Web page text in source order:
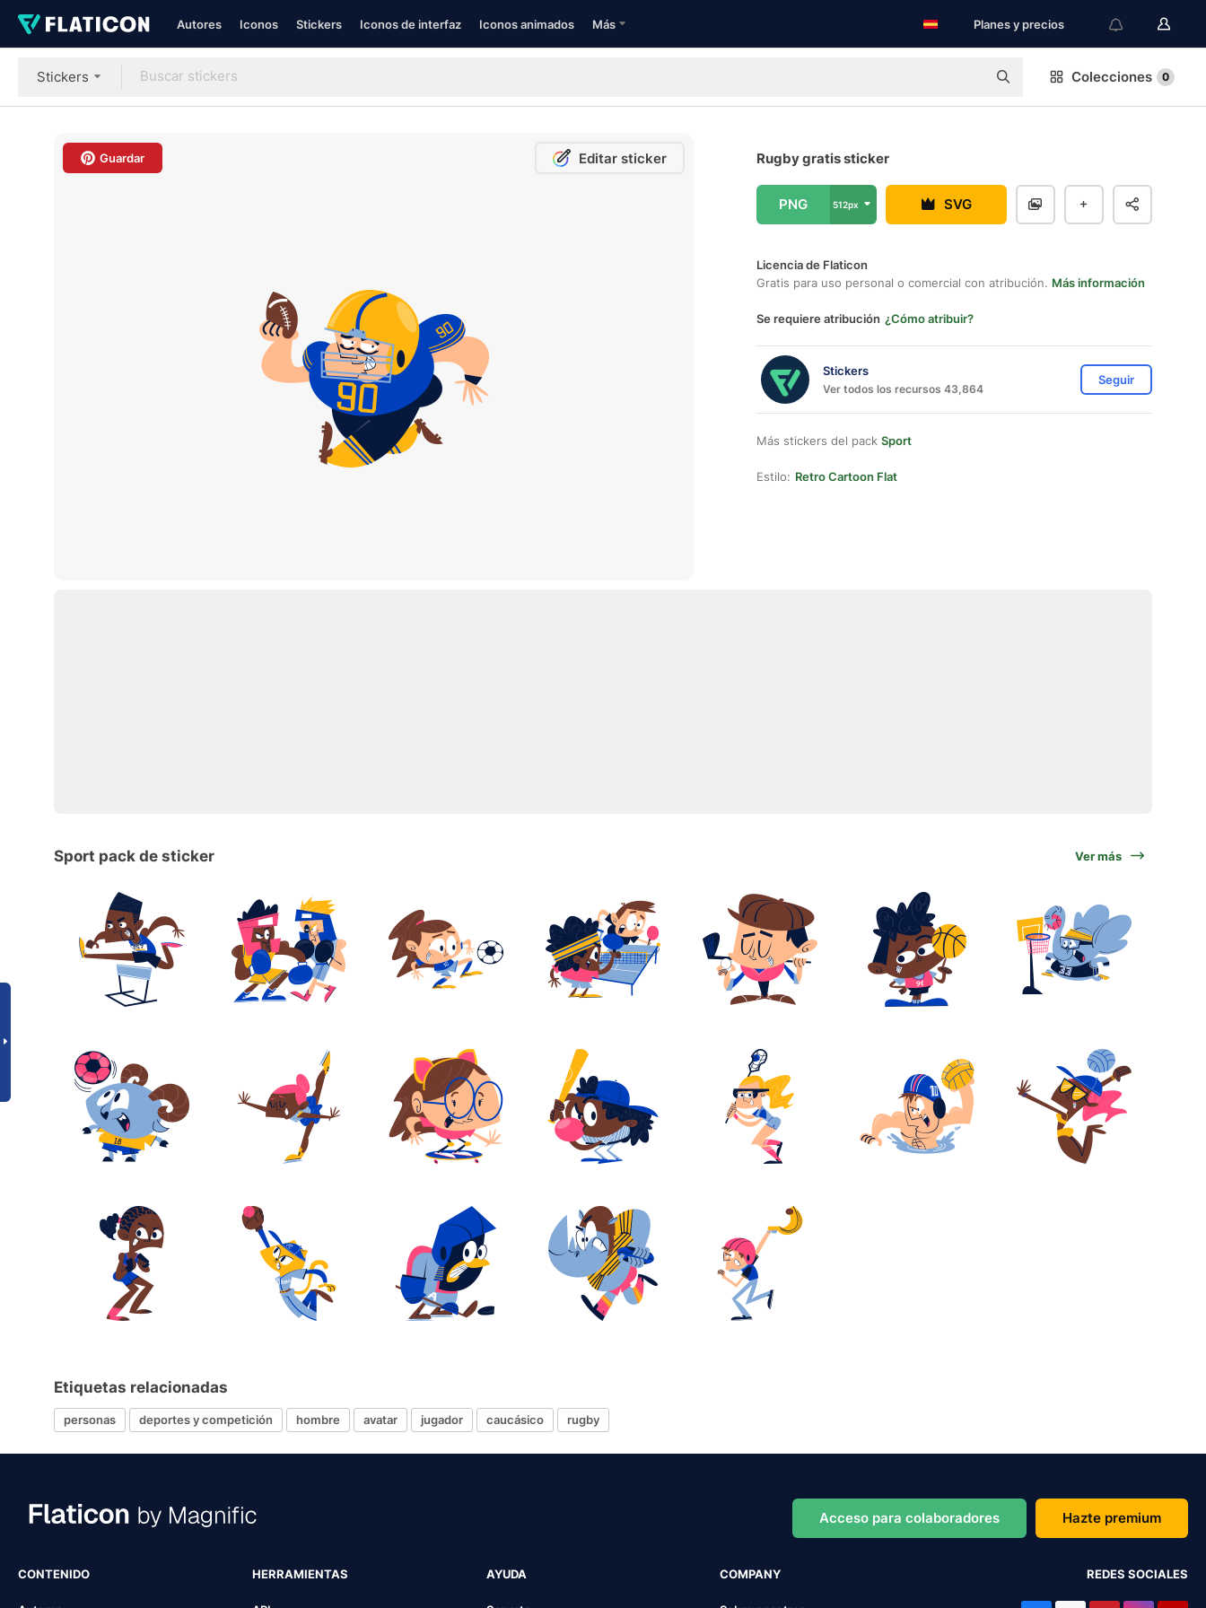
Autores Iconos Stickers Iconos de interfaz Iconos animados Más Planes y precios
Stickers Colecciones 0
Guardar Editar sticker Rugby gratis sticker
PNG 512px SVG
Licencia de Flaticon
Gratis para uso personal o comercial con atribución. Más información
Se requiere atribución ¿Cómo atribuir?
Stickers
Ver todos los recursos 43,864
Seguir
Más stickers del pack Sport
Estilo: Retro Cartoon Flat
Sport pack de sticker Ver más
Etiquetas relacionadas
personas deportes y competición hombre avatar jugador caucásico rugby
Acceso para colaboradores Hazte premium
CONTENIDO HERRAMIENTAS AYUDA COMPANY REDES SOCIALES